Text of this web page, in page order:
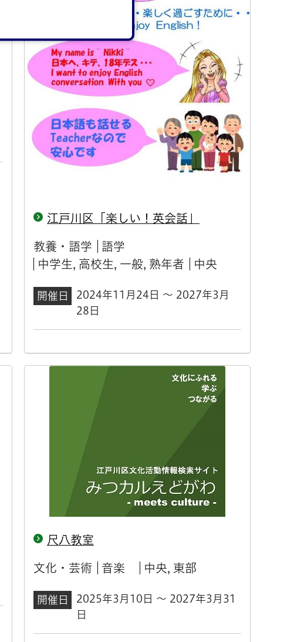
江戸川区「楽しい！英会話」
教養・語学
語学
中学生, 高校生, 一般, 熟年者
中央
開催日
2024年11月24日 ～ 2027年3月
28日
尺八教室
文化・芸術 音楽 中央, 東部
開催日
2025年3月10日 ～ 2027年3月31
日